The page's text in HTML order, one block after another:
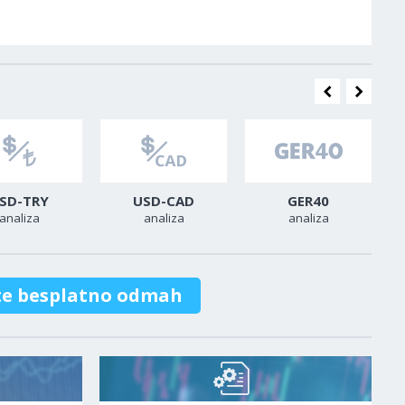
TRY
analiza
USD-CAD
analiza
GER40
analiza
besplatno odmah